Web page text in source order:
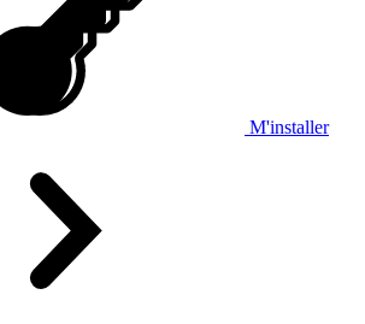
M'installer